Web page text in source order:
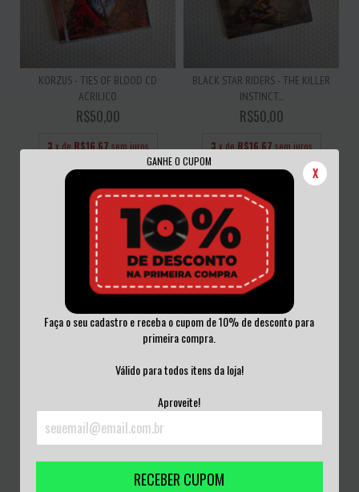
GANHE O CUPOM
X
Faça o seu cadastro e receba o cupom de 10% de desconto para
primeira compra.
Válido para todos itens da loja!
Aproveite!
RECEBER CUPOM
KORZUS - TIES OF BLOOD CD
ACRILICO
R$50,00
3 x de R$16,67 sem juros
BLACK STAR RIDERS - THE KILLER
INSTINCT...
R$50,00
3 x de R$16,67 sem juros
R$50,00
ARGENTINA...